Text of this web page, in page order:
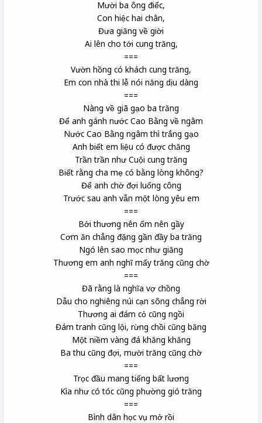
Mười ba ông điếc,
Con hiệc hai chân,
Đưa giăng về giời
Ai lên cho tới cung trăng,
===
Vườn hồng có khách cung trăng,
Em con nhà thi lễ nói năng dịu dàng
===
Nàng về giã gạo ba trăng
Để anh gánh nước Cao Bằng về ngâm
Nước Cao Bằng ngâm thì trắng gạo
Anh biết em liệu có được chăng
Trần trần như Cuội cung trăng
Biết rằng cha mẹ có bằng lòng không?
Để anh chờ đợi luống công
Trước sau anh vẫn một lòng yêu em
===
Bởi thương nên ốm nên gầy
Cơm ăn chẳng đặng gần đầy ba trăng
Ngó lên sao mọc như giăng
Thương em anh nghĩmấy trăng cũng chờ
===
Đã rằng là nghĩa vợ chồng
Dẫu cho nghiêng núi cạn sông chẳng rời
Thương ai đám cỏ cũng ngồi
Đám tranh cũng lội, rừng chồi cũng băng
Một niềm vàng đá khăng khăng
Ba thu cũng đợi, mười trăng cũng chờ
===
Trọc đầu mang tiếng bất lương
Kìa như có tóc cũng phường gió trăng
===
Bình dân học vụ mở rồi